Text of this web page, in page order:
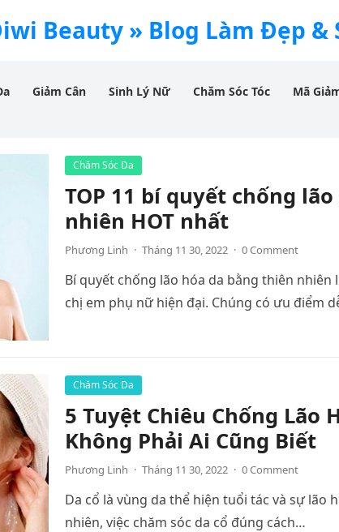
Beauty » Blog Làm Đẹp &
Giảm Cân Sinh Lý Nữ Chăm Sóc Tóc Mã
Chăm Sóc Da
TOP 11 bí quyết chống
nhiên HOT nhất
Phương Linh · Tháng 11 30, 2022 · 0 Comment
Bí quyết chống lão hóa da bằng thiên
chị em phụ nữ hiện đại. Chúng có ưu điểm
Chăm Sóc Da
5 Tuyệt Chiêu Chống Lão
Không Phải Ai Cũng Biết
Phương Linh · Tháng 11 30, 2022 · 0 Comment
Da cổ là vùng da thể hiện tuổi tác và sự lão
nhiên, việc chăm sóc da cổ đúng cách…